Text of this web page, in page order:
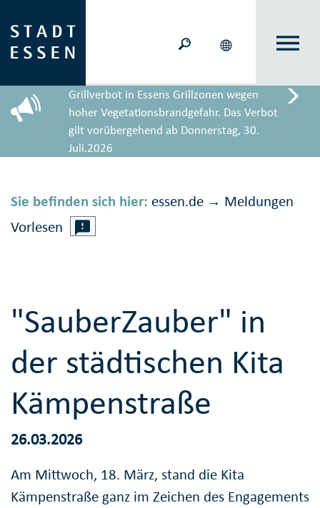
Grillverbot in Essens Grillzonen wegen
hoher Vegetationsbrandgefahr. Das Verbot
gilt vorübergehend ab Donnerstag, 30.
Juli.2026
Sie befinden sich hier: essen.de → Meldungen
Vorlesen
"SauberZauber" in
der städtischen Kita
Kämpenstraße
26.03.2026
Am Mittwoch, 18. März, stand die Kita
Kämpenstraße ganz im Zeichen des Engagements